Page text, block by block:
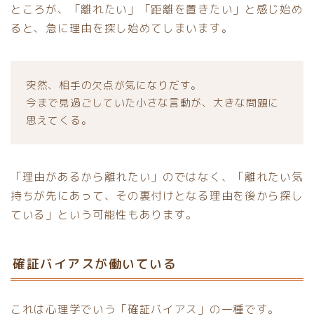
ところが、「離れたい」「距離を置きたい」と感じ始め
ると、急に理由を探し始めてしまいます。
突然、相手の欠点が気になりだす。
今まで見過ごしていた小さな言動が、大きな問題に
思えてくる。
「理由があるから離れたい」のではなく、「離れたい気
持ちが先にあって、その裏付けとなる理由を後から探し
ている」という可能性もあります。
確証バイアスが働いている
これは心理学でいう「確証バイアス」の一種です。